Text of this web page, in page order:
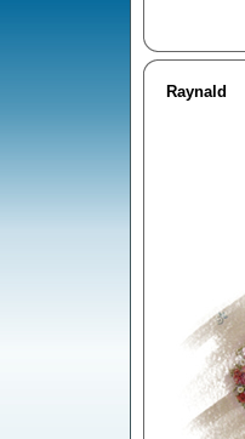
Raynald